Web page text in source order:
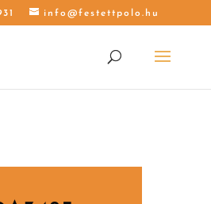
info@festettpolo.hu